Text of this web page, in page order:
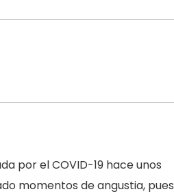
por el COVID-19 hace unos
momentos de angustia, pues